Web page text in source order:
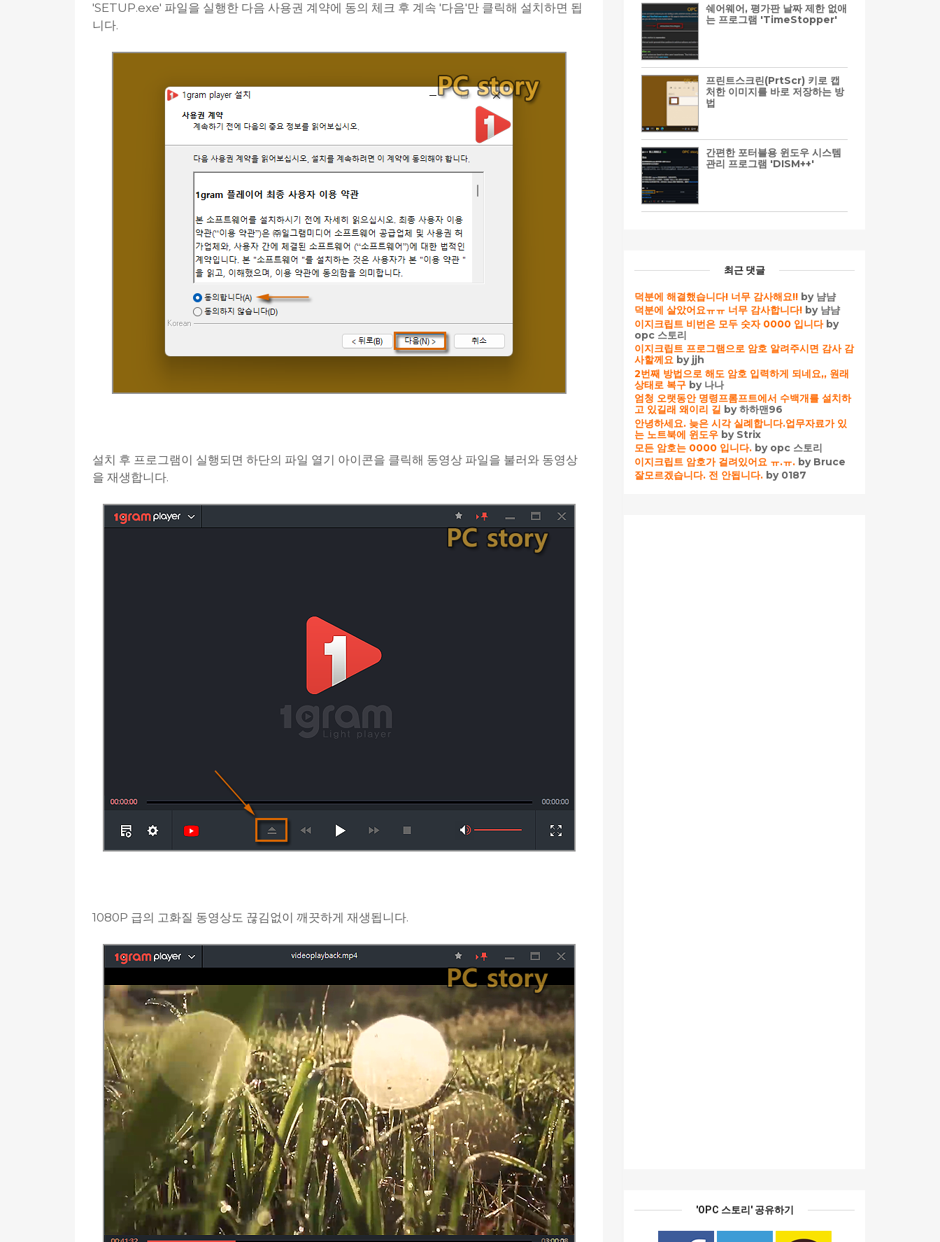
'SETUP.exe' 파일을 실행한 다음 사용권 계약에 동의 체크 후 계속 '다음'만 클릭해 설치하면 됩
니다.
설치 후 프로그램이 실행되면 하단의 파일 열기 아이콘을 클릭해 동영상 파일을 불러와 동영상
을 재생합니다.
1080P 급의 고화질 동영상도 끊김없이 깨끗하게 재생됩니다.
쉐어웨어, 평가판 날짜 제한 없애
는 프로그램 'TimeStopper'
프린트스크린(PrtScr) 키로 캡
처한 이미지를 바로 저장하는 방
법
간편한 포터블용 윈도우 시스템
관리 프로그램 'DISM++'
최근 댓글
덕분에 해결했습니다! 너무 감사해요!! by 냠냠
덕분에 살았어요ㅠㅠ 너무 감사합니다! by 냠냠
이지크립트 비번은 모두 숫자 0000 입니다by
opc 스토리
이지크립트 프로그램으로 암호 알려주시면 감사 감
사할께요 by jjh
2번째 방법으로 해도 암호 입력하게 되네요,, 원래
상태로 복구 by 나나
엄청 오랫동안 명령프롬프트에서 수백개를 설치하
고 있길래 왜이리 길 by 하하맨96
안녕하세요. 늦은 시각 실례합니다.업무자료가 있
는 노트북에 윈도우 by Strix
모든 암호는 0000 입니다. by opc 스토리
이지크립트 암호가 걸려있어요 ㅠ.ㅠ. by Bruce
잘모르겠습니다. 전 안됩니다. by 0187
'OPC 스토리' 공유하기